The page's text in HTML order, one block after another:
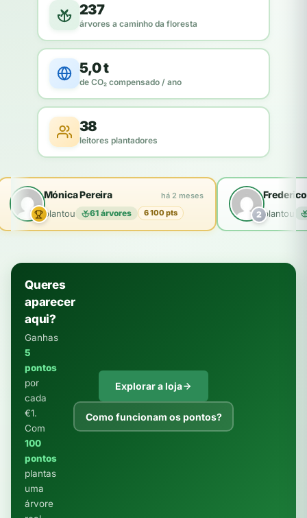
237
árvores a caminho da floresta
5,0 t
de CO₂ compensado / ano
38
leitores plantadores
Mónica Pereira há 2 meses
plantou 61 árvores 6 100 pts 2 plantou
Queres
aparecer
aqui?
Ganhas
5
pontos
por
cada
€1.
Com
100
pontos
plantas
uma
árvore
Explorar a loja
Como funcionam os pontos?